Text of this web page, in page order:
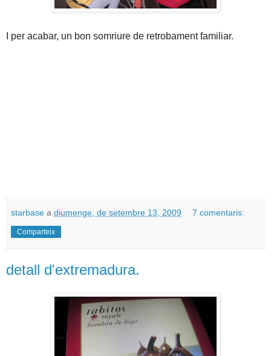
I per acabar, un bon somriure de retrobament familiar.
starbase a diumenge, de setembre 13, 2009 7 comentaris:
Comparteix
detall d'extremadura.